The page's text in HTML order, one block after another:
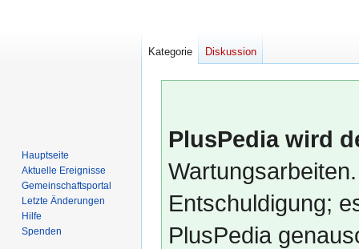
PlusPedia wird
Entschuldigung;
PlusPedia
Kategorie Diskussion
Hauptseite
Aktuelle Ereignisse
Gemeinschafts­portal
Letzte Änderungen
Hilfe
Spenden